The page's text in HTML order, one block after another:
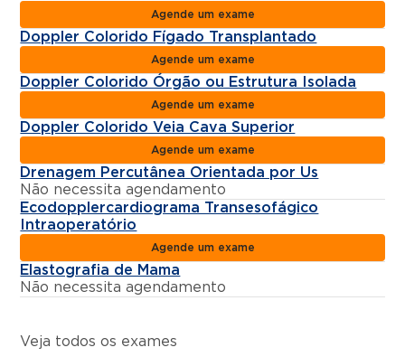
Agende um exame
Doppler Colorido Fígado Transplantado
Agende um exame
Doppler Colorido Órgão ou Estrutura Isolada
Agende um exame
Doppler Colorido Veia Cava Superior
Agende um exame
Drenagem Percutânea Orientada por Us
Não necessita agendamento
Ecodopplercardiograma Transesofágico
Intraoperatório
Agende um exame
Elastografia de Mama
Não necessita agendamento
Veja todos os exames